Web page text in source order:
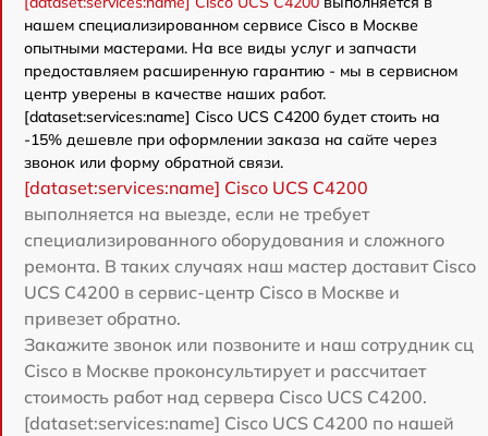
нашем специализированном сервисе Cisco в Москве
опытными мастерами. На все виды услуг и запчасти
предоставляем расширенную гарантию - мы в сервисном
центр уверены в качестве наших работ.
[dataset:services:name] Cisco UCS C4200 будет стоить на
-15% дешевле при оформлении заказа на сайте через
звонок или форму обратной связи.
[dataset:services:name] Cisco UCS C4200
выполняется на выезде, если не требует
специализированного оборудования и сложного
ремонта. В таких случаях наш мастер доставит Cisco
UCS C4200 в сервис-центр Cisco в Москве и
привезет обратно.
Закажите звонок или позвоните и наш сотрудник сц
Cisco в Москве проконсультирует и рассчитает
стоимость работ над сервера Cisco UCS C4200.
[dataset:services:name] Cisco UCS C4200 по нашей